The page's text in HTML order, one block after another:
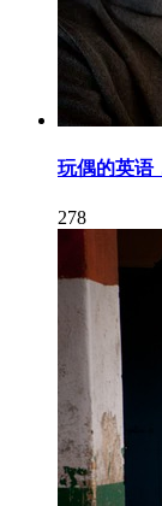
玩偶的英语
278